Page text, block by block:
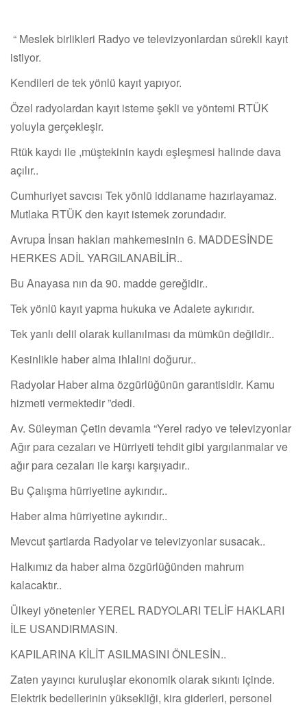
“ Meslek birlikleri Radyo ve televizyonlardan sürekli kayıt
istiyor.
Kendileri de tek yönlü kayıt yapıyor.
Özel radyolardan kayıt isteme şekli ve yöntemi RTÜK
yoluyla gerçekleşir.
Rtük kaydı ile ,müştekinin kaydı eşleşmesi halinde dava
açılır..
Cumhuriyet savcısı Tek yönlü iddianame hazırlayamaz.
Mutlaka RTÜK den kayıt istemek zorundadır.
Avrupa İnsan hakları mahkemesinin 6. MADDESİNDE
HERKES ADİL YARGILANABİLİR..
Bu Anayasa nın da 90. madde gereğidir..
Tek yönlü kayıt yapma hukuka ve Adalete aykırıdır.
Tek yanlı delil olarak kullanılması da mümkün değildir..
Kesinlikle haber alma ihlalini doğurur..
Radyolar Haber alma özgürlüğünün garantisidir. Kamu
hizmeti vermektedir ”dedi.
Av. Süleyman Çetin devamla “Yerel radyo ve televizyonlar
Ağır para cezaları ve Hürriyeti tehdit gibi yargılanmalar ve
ağır para cezaları ile karşı karşıyadır..
Bu Çalışma hürriyetine aykırıdır..
Haber alma hürriyetine aykırıdır..
Mevcut şartlarda Radyolar ve televizyonlar susacak..
Halkımız da haber alma özgürlüğünden mahrum
kalacaktır..
Ülkeyi yönetenler YEREL RADYOLARI TELİF HAKLARI
İLE USANDIRMASIN.
KAPILARINA KİLİT ASILMASINI ÖNLESİN..
Zaten yayıncı kuruluşlar ekonomik olarak sıkıntı içinde.
Elektrik bedellerinin yüksekliği, kira giderleri, personel